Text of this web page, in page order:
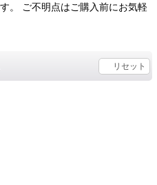
。 ご不明点はご購入前にお気軽
リセット